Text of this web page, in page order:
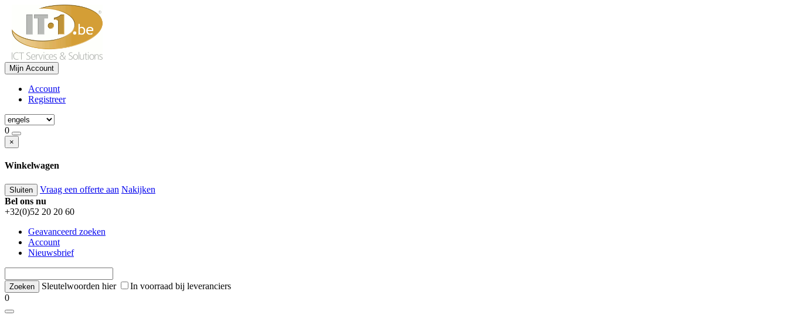
Mijn Account
Account
Registreer
0
×
Winkelwagen
Sluiten Vraag een offerte aan Nakijken
Bel ons nu
+32(0)52 20 20 60
Geavanceerd zoeken
Account
Nieuwsbrief
Sleutelwoorden hier
In voorraad bij leveranciers
0